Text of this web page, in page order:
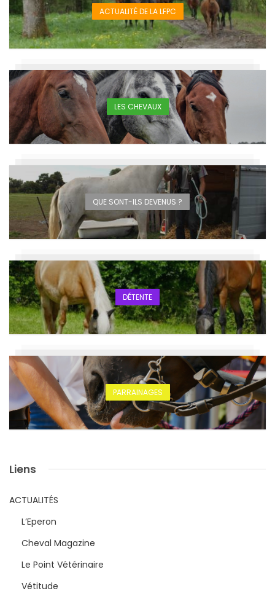
ACTUALITÉ DE LA LFPC
LES CHEVAUX
QUE SONT-ILS DEVENUS ?
DÉTENTE
PARRAINAGES
Liens
ACTUALITÉS
L’Eperon
Cheval Magazine
Le Point Vétérinaire
Vétitude